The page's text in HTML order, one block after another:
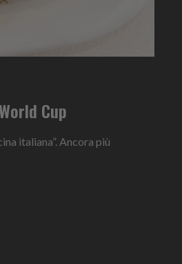
Cup
italiana”. Ancora più